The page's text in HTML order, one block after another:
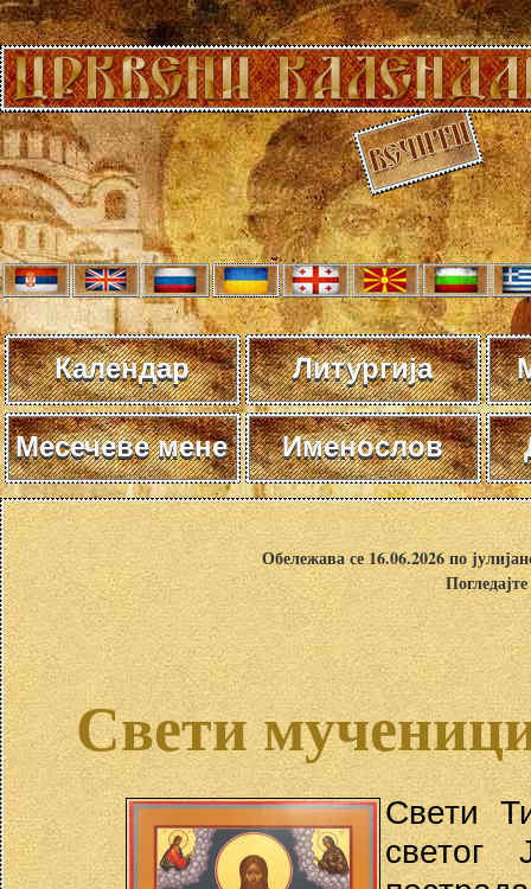
Календар Литургија
Месечеве мене Именослов
Обележава се 16.06.2026 по
Свети
Свети
светог